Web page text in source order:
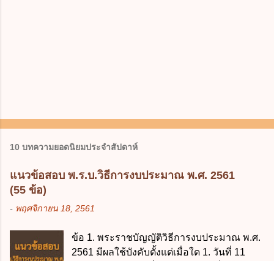
10 บทความยอดนิยมประจำสัปดาห์
แนวข้อสอบ พ.ร.บ.วิธีการงบประมาณ พ.ศ. 2561
(55 ข้อ)
- พฤศจิกายน 18, 2561
ข้อ 1. พระราชบัญญัติวิธีการงบประมาณ พ.ศ.
2561 มีผลใช้บังคับตั้งแต่เมื่อใด 1. วันที่ 11